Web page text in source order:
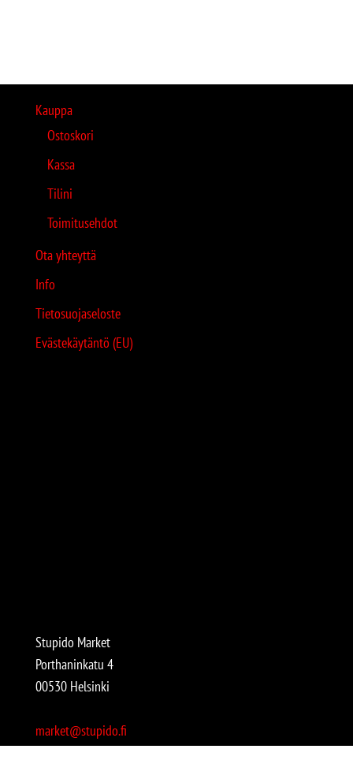
Kauppa
Ostoskori
Kassa
Tilini
Toimitusehdot
Ota yhteyttä
Info
Tietosuojaseloste
Evästekäytäntö (EU)
Stupido Market
Porthaninkatu 4
00530 Helsinki
market@stupido.fi